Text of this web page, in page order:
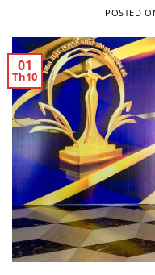
POSTED
01
Th10